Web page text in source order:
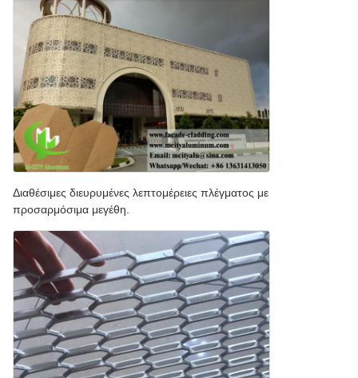
Διαθέσιμες διευρυμένες λεπτομέρειες πλέγματος με
προσαρμόσιμα μεγέθη.